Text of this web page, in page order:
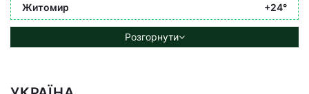
Житомир +24°
Розгорнути